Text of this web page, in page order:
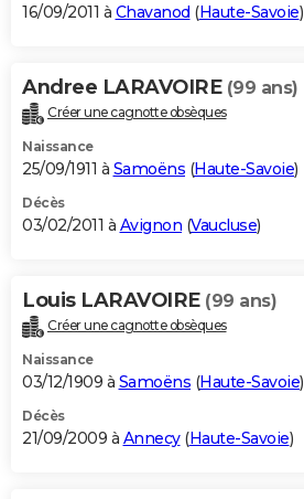
16/09/2011 à Chavanod (Haute-Savoie)
Andree LARAVOIRE (99 ans)
Créer une cagnotte obsèques
Naissance
25/09/1911 à Samoëns (Haute-Savoie)
Décès
03/02/2011 à Avignon (Vaucluse)
Louis LARAVOIRE (99 ans)
Créer une cagnotte obsèques
Naissance
03/12/1909 à Samoëns (Haute-Savoie)
Décès
21/09/2009 à Annecy(Haute-Savoie)